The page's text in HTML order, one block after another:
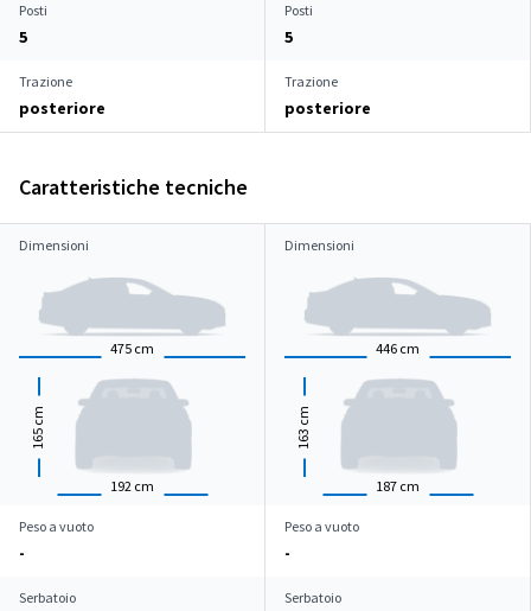
Posti
5
Posti
5
Trazione
posteriore
Trazione
posteriore
Caratteristiche tecniche
Dimensioni
475 cm
192 cm
165
cm
Dimensioni
446 cm
187 cm
163
cm
Peso a vuoto
-
Peso a vuoto
-
Serbatoio Serbatoio